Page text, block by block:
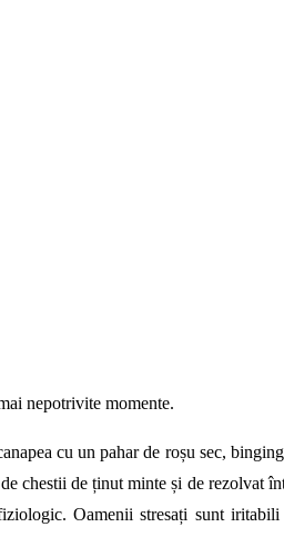
nepotrivite momente.
cu un pahar de roșu sec,
de ținut minte și de rezolvat
Oamenii stresați sunt